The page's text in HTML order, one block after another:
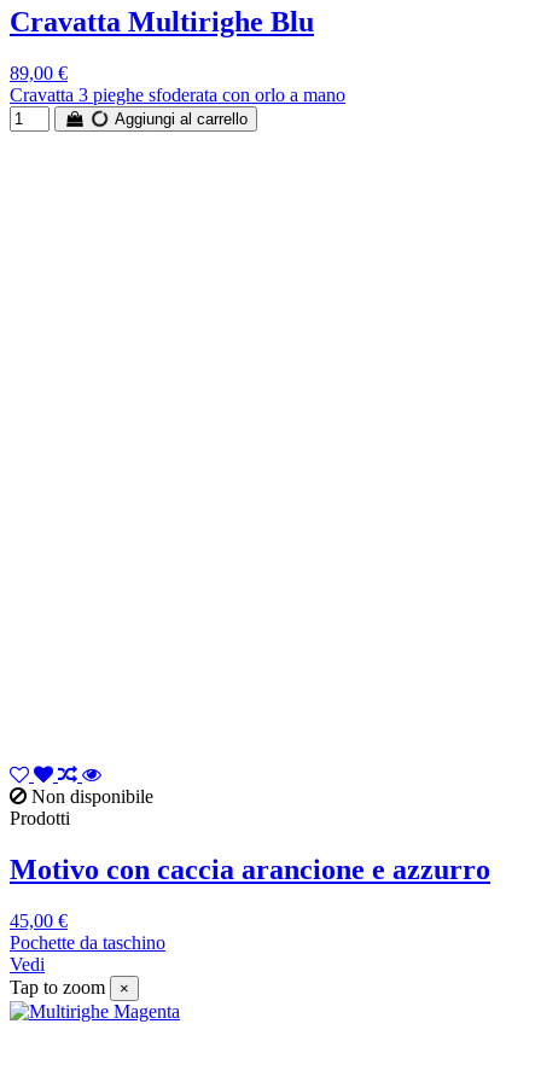
Cravatta Multirighe Blu
89,00 €
Cravatta 3 pieghe sfoderata con orlo a mano
Aggiungi al carrello
Non disponibile
Prodotti
Motivo con caccia arancione e azzurro
45,00 €
Pochette da taschino
Vedi
Tap to zoom
×